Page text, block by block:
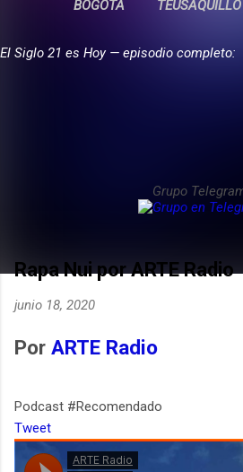
BOGOTÁ TEUSAQUILLO
El Siglo 21 es Hoy — episodio completo:
Grupo
Rapa Nui por ARTE Radio
junio 18, 2020
Por ARTE Radio
Podcast #Recomendado
Tweet